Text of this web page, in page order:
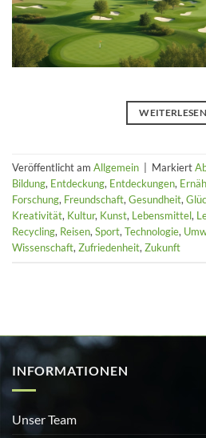
WEITERLESEN
Veröffentlicht am Allgemein Markiert
Bildung, Entdeckung, Entdeckungen,
Forschung, Freundschaft,Gesundheit,
Kreativität, Kultur, Kunst, Lebensmittel,
Recycling, Reisen,Sport,Technologie,
Wissenschaft,Zufriedenheit,Zukunft
INFORMATIONEN
Unser Team